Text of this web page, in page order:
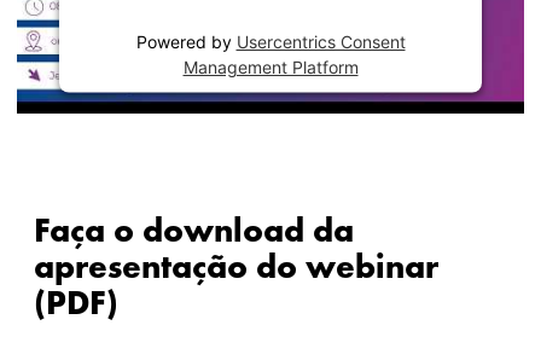
Powered by Usercentrics Consent
Management Platform
Faça o download da
apresentação do webinar
(PDF)